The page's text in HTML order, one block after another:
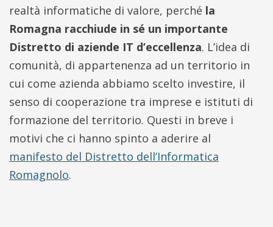
realtà informatiche di valore, perché la
Romagna racchiude in sé un importante
Distretto di aziende IT d’eccellenza. L’idea di
comunità, di appartenenza ad un territorio in
cui come azienda abbiamo scelto investire, il
senso di cooperazione tra imprese e istituti di
formazione del territorio. Questi in breve i
motivi che ci hanno spinto a aderire al
manifesto del Distretto dell’Informatica
Romagnolo.